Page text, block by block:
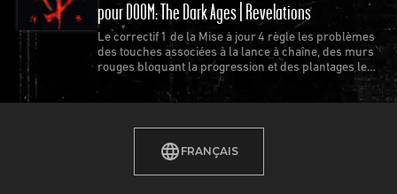
pour DOOM: The Dark Ages | Revelations
Le correctif 1 de la Mise à jour 4 règle les problèmes
des touches associées à la lance à chaîne, des murs
rouges bloquant la progression et des plantages les
plus récurrents.
FRANÇAIS